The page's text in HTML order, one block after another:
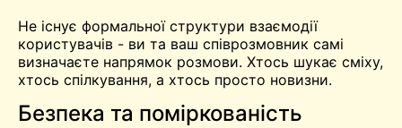
Не існує формальної структури взаємодії
користувачів - ви та ваш співрозмовник самі
визначаєте напрямок розмови. Хтось шукає сміху,
хтось спілкування, а хтось просто новизни.
Безпека та поміркованість